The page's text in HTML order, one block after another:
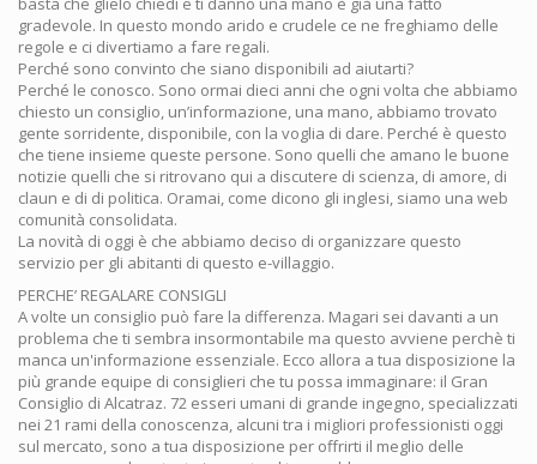
gradevole. In questo mondo arido e crudele ce ne freghiamo delle
regole e ci divertiamo a fare regali.
Perché sono convinto che siano disponibili ad aiutarti?
Perché le conosco. Sono ormai dieci anni che ogni volta che abbiamo
chiesto un consiglio, un’informazione, una mano, abbiamo trovato
gente sorridente, disponibile, con la voglia di dare. Perché è questo
che tiene insieme queste persone. Sono quelli che amano le buone
notizie quelli che si ritrovano qui a discutere di scienza, di amore, di
claun e di di politica. Oramai, come dicono gli inglesi, siamo una web
comunità consolidata.
La novità di oggi è che abbiamo deciso di organizzare questo
servizio per gli abitanti di questo e-villaggio.
PERCHE’ REGALARE CONSIGLI
A volte un consiglio può fare la differenza. Magari sei davanti a un
problema che ti sembra insormontabile ma questo avviene perchè ti
manca un'informazione essenziale. Ecco allora a tua disposizione la
più grande equipe di consiglieri che tu possa immaginare: il Gran
Consiglio di Alcatraz. 72 esseri umani di grande ingegno, specializzati
nei 21 rami della conoscenza, alcuni tra i migliori professionisti oggi
sul mercato, sono a tua disposizione per offrirti il meglio delle